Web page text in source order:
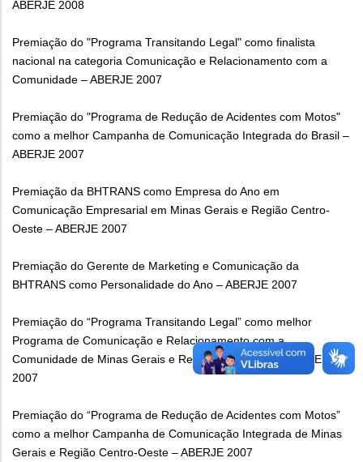
ABERJE 2008
Premiação do "Programa Transitando Legal" como finalista
nacional na categoria Comunicação e Relacionamento com a
Comunidade – ABERJE 2007
Premiação do "Programa de Redução de Acidentes com Motos"
como a melhor Campanha de Comunicação Integrada do Brasil –
ABERJE 2007
Premiação da BHTRANS como Empresa do Ano em
Comunicação Empresarial em Minas Gerais e Região Centro-
Oeste – ABERJE 2007
Premiação do Gerente de Marketing e Comunicação da
BHTRANS como Personalidade do Ano – ABERJE 2007
Premiação do “Programa Transitando Legal” como melhor
Programa de Comunicação e Relacionamento com a
Comunidade de Minas Gerais e Região Centro-Oeste – ABERJE
2007
Premiação do “Programa de Redução de Acidentes com Motos”
como a melhor Campanha de Comunicação Integrada de Minas
Gerais e Região Centro-Oeste – ABERJE 2007